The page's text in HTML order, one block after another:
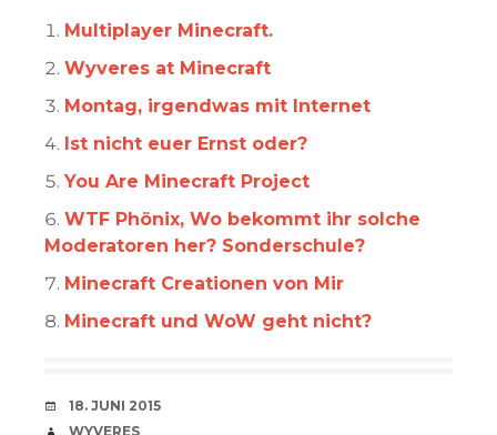
Multiplayer Minecraft.
Wyveres at Minecraft
Montag, irgendwas mit Internet
Ist nicht euer Ernst oder?
You Are Minecraft Project
WTF Phönix, Wo bekommt ihr solche
Moderatoren her? Sonderschule?
Minecraft Creationen von Mir
Minecraft und WoW geht nicht?
VERABREDUNG
18. JUNI 2015
VERFASSER
WYVERES